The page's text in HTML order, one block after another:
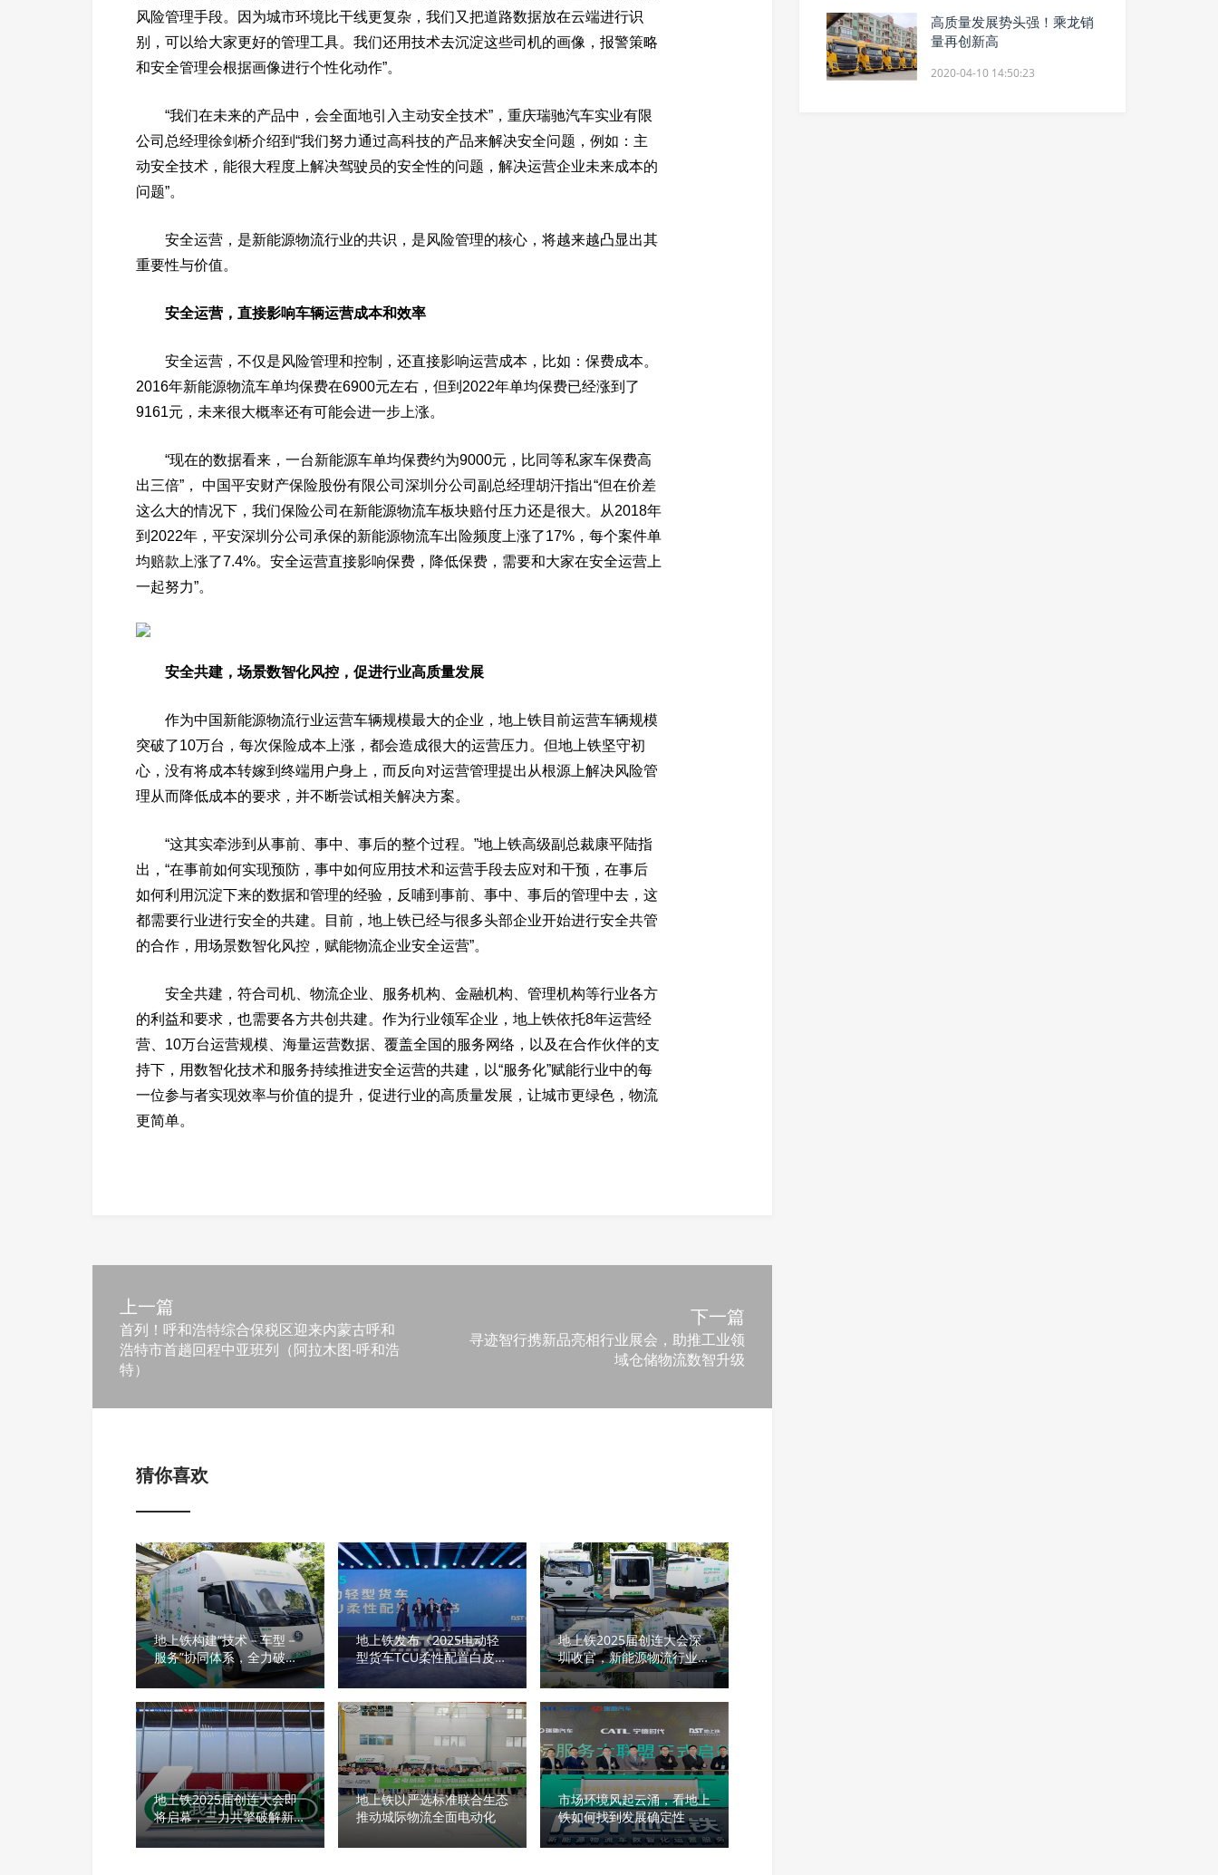
风险管理手段。因为城市环境比干线更复杂，我们又把道路数据放在云端进行识
别，可以给大家更好的管理工具。我们还用技术去沉淀这些司机的画像，报警策略
和安全管理会根据画像进行个性化动作”。
“我们在未来的产品中，会全面地引入主动安全技术”，重庆瑞驰汽车实业有限
公司总经理徐剑桥介绍到“我们努力通过高科技的产品来解决安全问题，例如：主
动安全技术，能很大程度上解决驾驶员的安全性的问题，解决运营企业未来成本的
问题”。
安全运营，是新能源物流行业的共识，是风险管理的核心，将越来越凸显出其
重要性与价值。
安全运营，直接影响车辆运营成本和效率
安全运营，不仅是风险管理和控制，还直接影响运营成本，比如：保费成本。
2016年新能源物流车单均保费在6900元左右，但到2022年单均保费已经涨到了
9161元，未来很大概率还有可能会进一步上涨。
“现在的数据看来，一台新能源车单均保费约为9000元，比同等私家车保费高
出三倍”， 中国平安财产保险股份有限公司深圳分公司副总经理胡汗指出“但在价差
这么大的情况下，我们保险公司在新能源物流车板块赔付压力还是很大。从2018年
到2022年，平安深圳分公司承保的新能源物流车出险频度上涨了17%，每个案件单
均赔款上涨了7.4%。安全运营直接影响保费，降低保费，需要和大家在安全运营上
一起努力”。
安全共建，场景数智化风控，促进行业高质量发展
作为中国新能源物流行业运营车辆规模最大的企业，地上铁目前运营车辆规模
突破了10万台，每次保险成本上涨，都会造成很大的运营压力。但地上铁坚守初
心，没有将成本转嫁到终端用户身上，而反向对运营管理提出从根源上解决风险管
理从而降低成本的要求，并不断尝试相关解决方案。
“这其实牵涉到从事前、事中、事后的整个过程。”地上铁高级副总裁康平陆指
出，“在事前如何实现预防，事中如何应用技术和运营手段去应对和干预，在事后
如何利用沉淀下来的数据和管理的经验，反哺到事前、事中、事后的管理中去，这
都需要行业进行安全的共建。目前，地上铁已经与很多头部企业开始进行安全共管
的合作，用场景数智化风控，赋能物流企业安全运营”。
安全共建，符合司机、物流企业、服务机构、金融机构、管理机构等行业各方
的利益和要求，也需要各方共创共建。作为行业领军企业，地上铁依托8年运营经
营、10万台运营规模、海量运营数据、覆盖全国的服务网络，以及在合作伙伴的支
持下，用数智化技术和服务持续推进安全运营的共建，以“服务化”赋能行业中的每
一位参与者实现效率与价值的提升，促进行业的高质量发展，让城市更绿色，物流
更简单。
上一篇
首列！呼和浩特综合保税区迎来内蒙古呼和
浩特市首趟回程中亚班列（阿拉木图-呼和浩
特）
下一篇
寻迹智行携新品亮相行业展会，助推工业领
域仓储物流数智升级
猜你喜欢
地上铁构建“技术－车型－
服务”协同体系，全力破局
城际物流电动化
地上铁发布《2025电动轻
型货车TCU柔性配置白皮
书》
地上铁2025届创连大会深
圳收官，新能源物流行业拐
点之势
地上铁2025届创连大会即
将启幕，三力共擎破解新能
源物流拐点
地上铁以严选标准联合生态
推动城际物流全面电动化
市场环境风起云涌，看地上
铁如何找到发展确定性
高质量发展势头强！乘龙销
量再创新高
2020-04-10 14:50:23